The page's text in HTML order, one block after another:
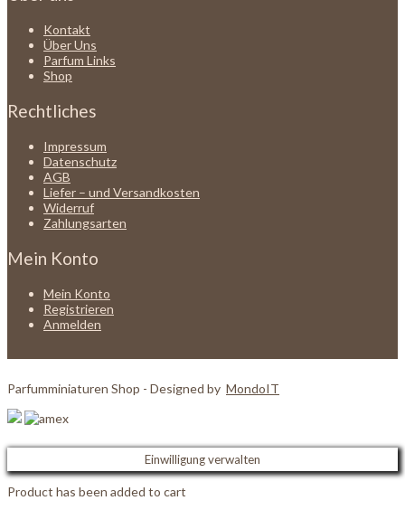
Kontakt
Über Uns
Parfum Links
Shop
Rechtliches
Impressum
Datenschutz
AGB
Liefer – und Versandkosten
Widerruf
Zahlungsarten
Mein Konto
Mein Konto
Registrieren
Anmelden
Parfumminiaturen Shop - Designed by MondoIT
Einwilligung verwalten
Product has been added to cart